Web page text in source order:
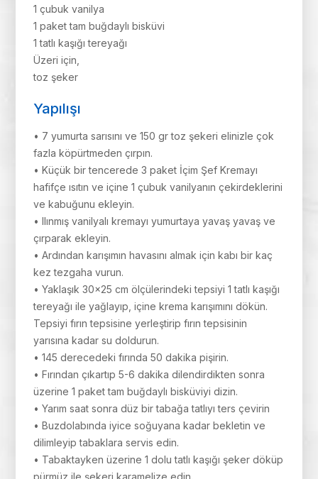
1 çubuk vanilya
1 paket tam buğdaylı bisküvi
1 tatlı kaşığı tereyağı
Üzeri için,
toz şeker
Yapılışı
• 7 yumurta sarısını ve 150 gr toz şekeri elinizle çok
fazla köpürtmeden çırpın.
• Küçük bir tencerede 3 paket İçim Şef Kremayı
hafifçe ısıtın ve içine 1 çubuk vanilyanın çekirdeklerini
ve kabuğunu ekleyin.
• Ilınmış vanilyalı kremayı yumurtaya yavaş yavaş ve
çırparak ekleyin.
• Ardından karışımın havasını almak için kabı bir kaç
kez tezgaha vurun.
• Yaklaşık 30×25 cm ölçülerindeki tepsiyi 1 tatlı kaşığı
tereyağı ile yağlayıp, içine krema karışımını dökün.
Tepsiyi fırın tepsisine yerleştirip fırın tepsisinin
yarısına kadar su doldurun.
• 145 derecedeki fırında 50 dakika pişirin.
• Fırından çıkartıp 5-6 dakika dilendirdikten sonra
üzerine 1 paket tam buğdaylı bisküviyi dizin.
• Yarım saat sonra düz bir tabağa tatlıyı ters çevirin
• Buzdolabında iyice soğuyana kadar bekletin ve
dilimleyip tabaklara servis edin.
• Tabaktayken üzerine 1 dolu tatlı kaşığı şeker döküp
pürmüz ile şekeri karamelize edin.